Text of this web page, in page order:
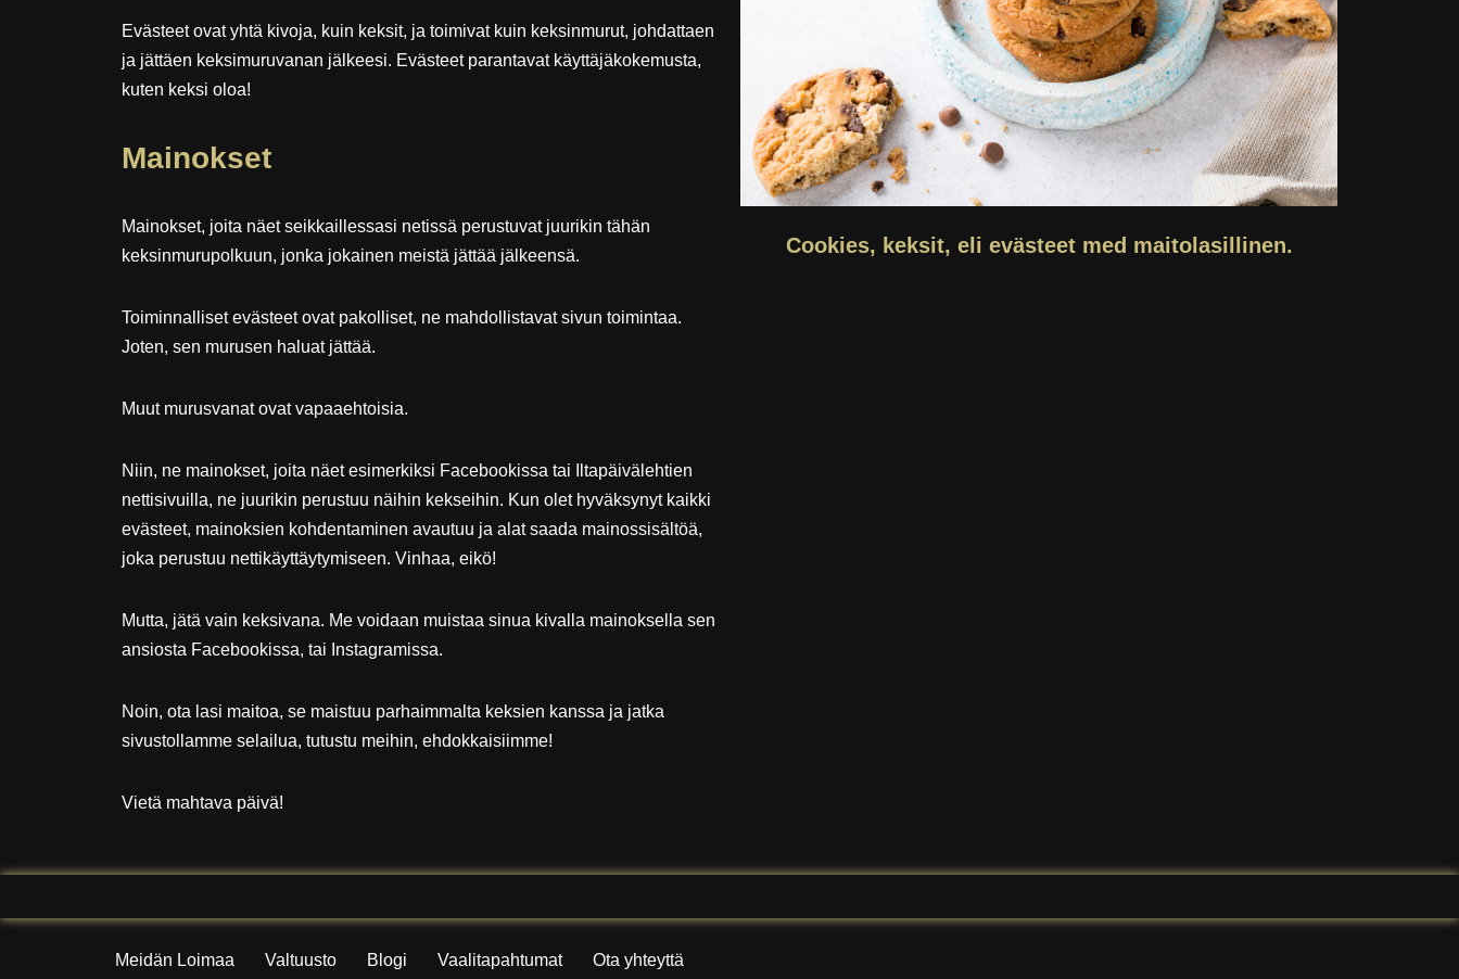
Evästeet ovat yhtä kivoja, kuin keksit, ja toimivat kuin keksinmurut, johdattaen
ja jättäen keksimuruvanan jälkeesi. Evästeet parantavat käyttäjäkokemusta,
kuten keksi oloa!
Mainokset
Mainokset, joita näet seikkaillessasi netissä perustuvat juurikin tähän
keksinmurupolkuun, jonka jokainen meistä jättää jälkeensä.
Toiminnalliset evästeet ovat pakolliset, ne mahdollistavat sivun toimintaa.
Joten, sen murusen haluat jättää.
Muut murusvanat ovat vapaaehtoisia.
Niin, ne mainokset, joita näet esimerkiksi Facebookissa tai Iltapäivälehtien
nettisivuilla, ne juurikin perustuu näihin kekseihin. Kun olet hyväksynyt kaikki
evästeet, mainoksien kohdentaminen avautuu ja alat saada mainossisältöä,
joka perustuu nettikäyttäytymiseen. Vinhaa, eikö!
Mutta, jätä vain keksivana. Me voidaan muistaa sinua kivalla mainoksella sen
ansiosta Facebookissa, tai Instagramissa.
Noin, ota lasi maitoa, se maistuu parhaimmalta keksien kanssa ja jatka
sivustollamme selailua, tutustu meihin, ehdokkaisiimme!
Vietä mahtava päivä!
Cookies, keksit, eli evästeet med maitolasillinen.
Meidän Loimaa Valtuusto Blogi Vaalitapahtumat Ota yhteyttä